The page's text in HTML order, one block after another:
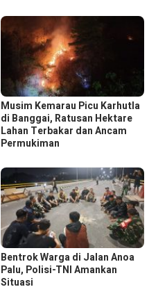
Musim Kemarau Picu Karhutla
di Banggai, Ratusan Hektare
Lahan Terbakar dan Ancam
Permukiman
Bentrok Warga di Jalan Anoa
Palu, Polisi-TNI Amankan
Situasi